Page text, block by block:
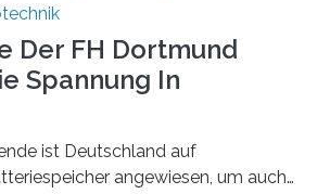
Der FH Dortmund
Spannung In
ist Deutschland auf
angewiesen, um auch